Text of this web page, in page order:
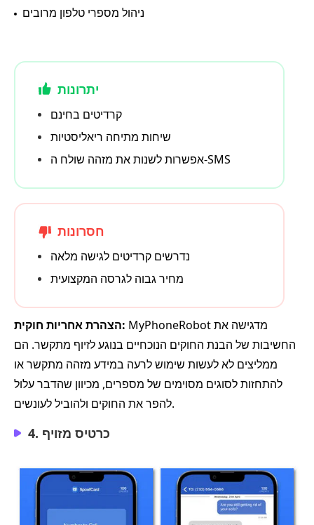
ניהול מספרי טלפון מרובים
יתרונות
קרדיטים בחינם
שיחות מתיחה ריאליסטיות
אפשרות לשנות את מזהה שולח ה-SMS
חסרונות
נדרשים קרדיטים לגישה מלאה
מחיר גבוה לגרסה המקצועית
הצהרת אחריות חוקית: MyPhoneRobot מדגישה את
החשיבות של הבנת החוקים הנוכחיים בנוגע לזיוף מתקשר. הם
ממליצים לא לעשות שימוש לרעה במידע מזהה מתקשר או
להתחזות לסוגים מסוימים של מספרים, מכיוון שהדבר עלול
להפר את החוקים ולהוביל לעונשים.
4. כרטיס מזויף